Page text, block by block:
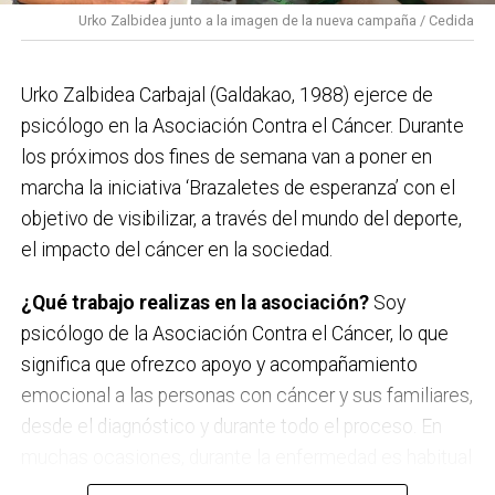
Sábado 12 de septiembre
Kaotiko
Viernes 18 de septiembre
Les Testarudes
Sábado 19 de septiembre
Urko Zalbidea junto a la imagen de la nueva campaña / Cedida
Urko Zalbidea Carbajal (Galdakao, 1988) ejerce de
psicólogo en la Asociación Contra el Cáncer. Durante
los próximos dos fines de semana van a poner en
marcha la iniciativa ‘Brazaletes de esperanza’ con el
objetivo de visibilizar, a través del mundo del deporte,
el impacto del cáncer en la sociedad.
¿Qué trabajo realizas en la asociación? Soy
psicólogo de la Asociación Contra el Cáncer, lo que
significa que ofrezco apoyo y acompañamiento
emocional a las personas con cáncer y sus familiares,
desde el diagnóstico y durante todo el proceso. En
que surjan miedos, dudas, incertidumbre y mucho